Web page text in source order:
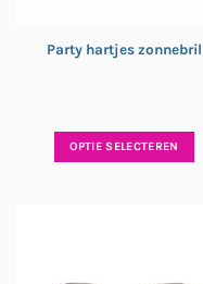
Party hartjes zonnebril
OPTIE SELECTEREN